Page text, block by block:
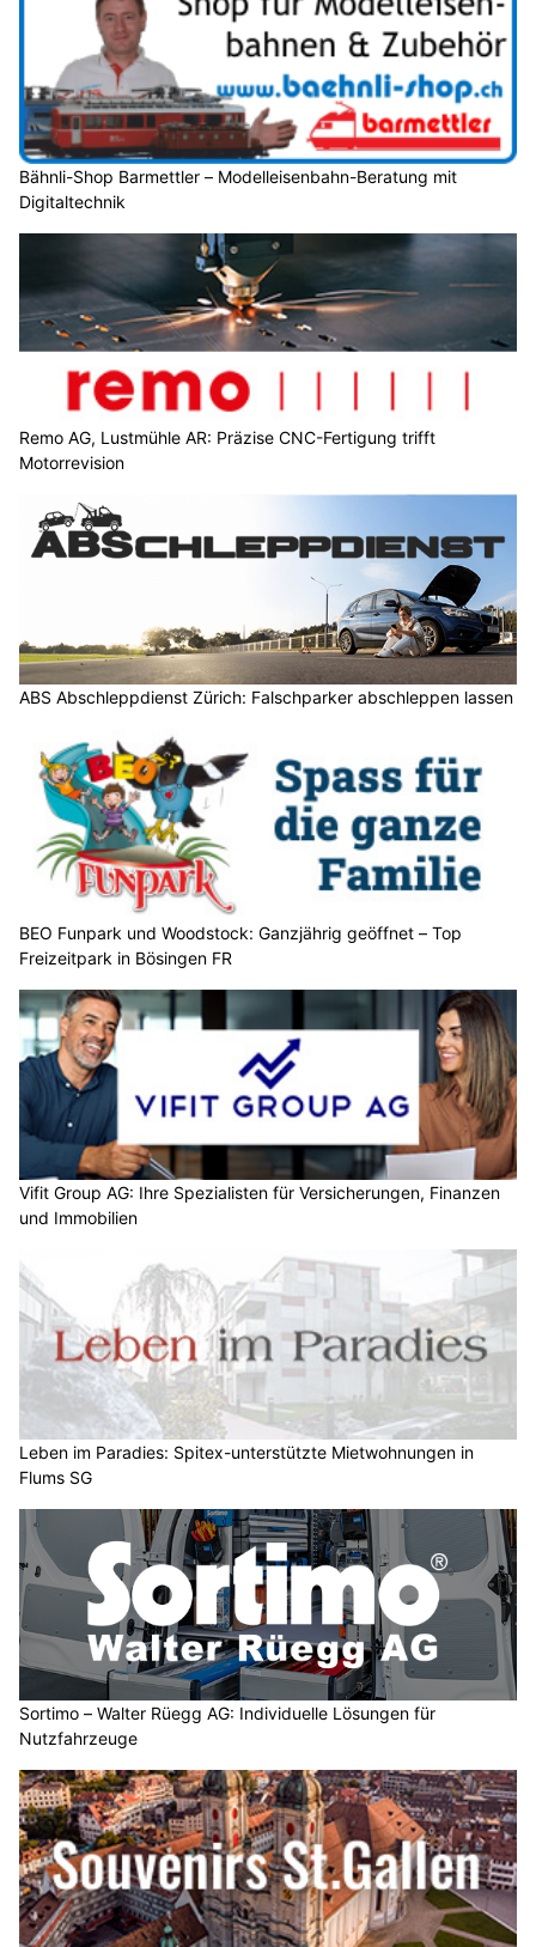
Bähnli-Shop Barmettler – Modelleisenbahn-Beratung mit
Digitaltechnik
Remo AG, Lustmühle AR: Präzise CNC-Fertigung trifft
Motorrevision
ABS Abschleppdienst Zürich: Falschparker abschleppen lassen
BEO Funpark und Woodstock: Ganzjährig geöffnet – Top
Freizeitpark in Bösingen FR
Vifit Group AG: Ihre Spezialisten für Versicherungen, Finanzen
und Immobilien
Leben im Paradies: Spitex-unterstützte Mietwohnungen in
Flums SG
Sortimo – Walter Rüegg AG: Individuelle Lösungen für
Nutzfahrzeuge